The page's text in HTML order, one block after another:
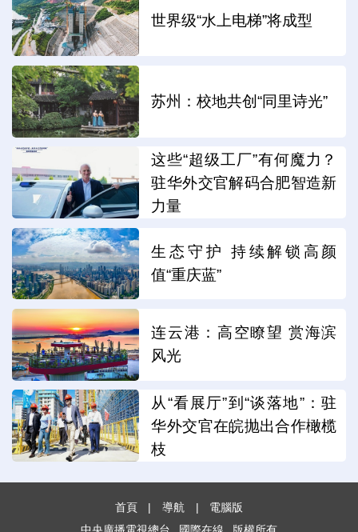
世界级“水上电梯”将成型
苏州：校地共创“同里诗光”
这些“超级工厂”有何魔力？
驻华外交官解码合肥智造新
力量
生态守护 持续解锁高颜
值“重庆蓝”
连云港：高空瞭望 赏海滨
风光
从“看展厅”到“谈落地”：驻
华外交官在皖抛出合作橄榄
枝
首頁 | 導航 |
電腦版
中央廣播電視總台
國際在線 版權所有